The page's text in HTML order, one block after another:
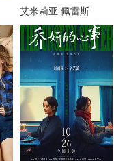
艾米莉亚·佩雷斯